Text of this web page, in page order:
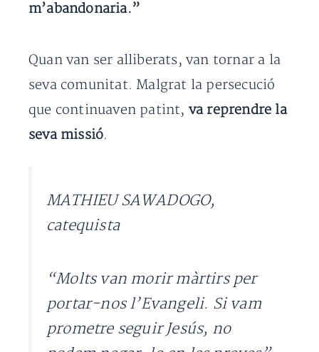
m’abandonaria.”
Quan van ser alliberats, van tornar a la
seva comunitat. Malgrat la persecució
que continuaven patint, va reprendre la
seva missió.
MATHIEU SAWADOGO,
catequista
“Molts van morir màrtirs per
portar-nos l’Evangeli. Si vam
prometre seguir Jesús, no